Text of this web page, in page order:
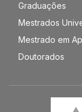
Graduações
Mestrados
Mestrado em
Doutorados